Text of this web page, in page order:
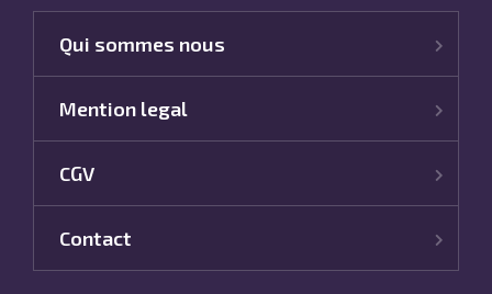
Qui sommes nous
Mention legal
CGV
Contact